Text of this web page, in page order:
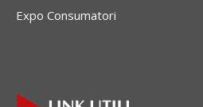
Expo Consumatori